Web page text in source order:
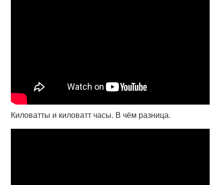
Киловатты и киловатт часы. В чём разница.